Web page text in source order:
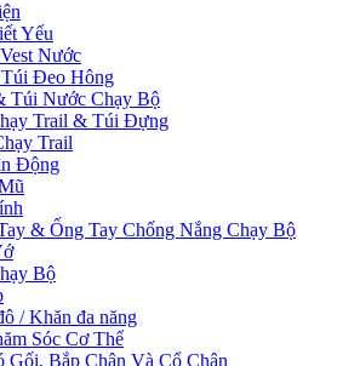
Yếu
Nước
Đeo Hông
Túi Nước Chạy Bộ
Trail & Túi Đựng
Trail
Động
& Ống Tay Chống Nắng Chạy Bộ
Bộ
/ Khăn đa năng
Sóc Cơ Thể
Gối, Bắp Chân Và Cổ Chân